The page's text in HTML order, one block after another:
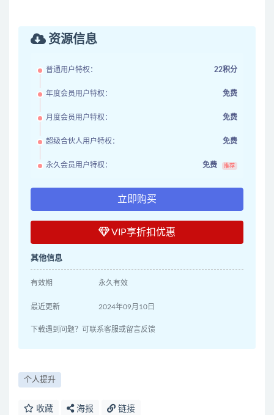
资源信息
普通用户特权： 22积分
年度会员用户特权： 免费
月度会员用户特权： 免费
超级合伙人用户特权： 免费
永久会员用户特权： 免费 推荐
立即购买
VIP享折扣优惠
其他信息
有效期 永久有效
最近更新 2024年09月10日
下载遇到问题？可联系客服或留言反馈
个人提升
收藏 海报 链接